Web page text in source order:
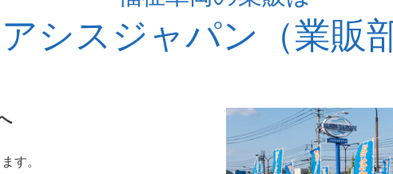
シスジャパン（業販
す。